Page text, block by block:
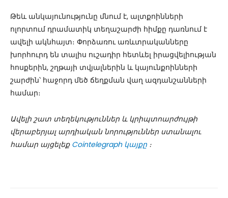
Թեև անկայունությունը մնում է, ալտքոինների
ոլորտում դրամատիկ տեղաշարժի հիմքը դառնում է
ավելի ակնհայտ։ Փորձառու առևտրականները
խորհուրդ են տալիս ուշադիր հետևել իրացվելիության
հոսքերին, շղթայի տվյալներին և կայունքոինների
շարժին՝ հաջորդ մեծ ճեղքման վաղ ազդանշանների
համար։
Ավելի շատ տեղեկություններ և կրիպտոարժույթի
վերաբերյալ արդիական նորություններ ստանալու
համար այցելեք Cointelegraph կայքը ։